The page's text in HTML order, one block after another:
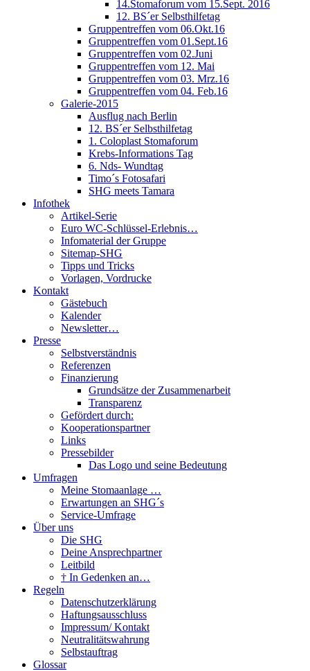
14.Stomaforum vom 15.Sept. 2016
12. BS´er Selbsthilfetag
Gruppentreffen vom 06.Okt.16
Gruppentreffen vom 01.Sept.16
Gruppentreffen vom 02.Juni
Gruppentreffen vom 12. Mai
Gruppentreffen vom 03. Mrz.16
Gruppentreffen vom 04. Feb.16
Galerie-2015
Ausflug nach Berlin
12. BS´er Selbsthilfetag
1. Coloplast Stomaforum
Krebs-Informations Tag
6. Nds- Wundtag
Timo´s Fotosafari
SHG meets Tamara
Infothek
Artikel-Serie
Euro WC-Schlüssel-Erlebnis…
Infomaterial der Gruppe
Sitemap-SHG
Tipps und Tricks
Vorlagen, Vordrucke
Kontakt
Gästebuch
Kalender
Newsletter…
Presse
Selbstverständnis
Referenzen
Finanzierung
Grundsätze der Zusammenarbeit
Transparenz
Gefördert durch:
Kooperationspartner
Links
Pressebilder
Das Logo und seine Bedeutung
Umfragen
Meine Stomaanlage …
Erwartungen an SHG´s
Service-Umfrage
Über uns
Die SHG
Deine Ansprechpartner
Leitbild
† In Gedenken an…
Regeln
Datenschutzerklärung
Haftungsausschluss
Impressum/ Kontakt
Neutralitätswahrung
Selbstauftrag
Glossar